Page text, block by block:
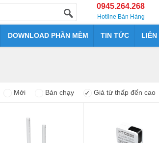
0945.264.268
Hotline Bán Hàng
DOWNLOAD PHẦN MỀM TIN TỨC LIÊN
Mới Bán chạy ✓ Giá từ thấp đến cao